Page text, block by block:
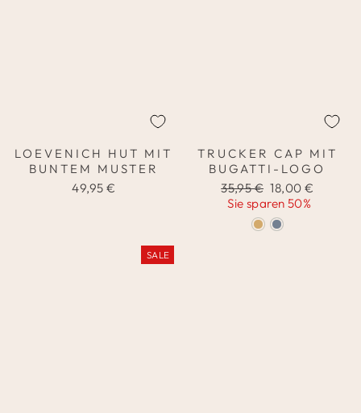
LOEVENICH HUT MIT
BUNTEM MUSTER
49,95 €
TRUCKER CAP MIT
BUGATTI-LOGO
Normaler
Preis
35,95 € Sonderpreis
18,00 €
Sie sparen 50%
SALE